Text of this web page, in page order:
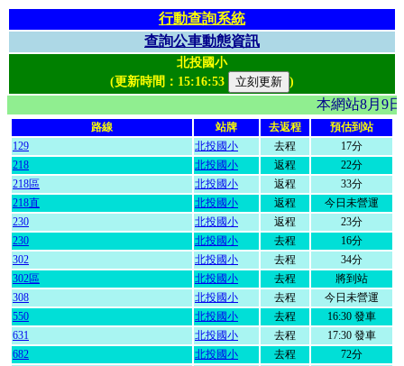
行動查詢系統
查詢公車動態資訊
北投國小
(更新時間： 15:16:53 )
本網站8月9
路線 站牌 去返程
預估到站
129
北投國小 去程
17分
218
北投國小 返程
22分
218區
北投國小 返程
33分
218直
北投國小 返程
今日未營運
230
北投國小 返程
23分
230
北投國小 去程
16分
302
北投國小 去程
34分
302區
北投國小 去程
將到站
308
北投國小 去程
今日未營運
550
北投國小 去程
16:30 發車
631
北投國小 去程
17:30 發車
682
北投國小 去程
72分